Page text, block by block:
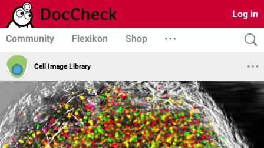
Log in
Community Flexikon Shop
Cell Image Library